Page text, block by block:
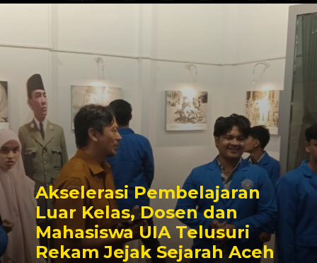
Akselerasi Pembelajaran
Luar Kelas, Dosen dan
Mahasiswa UIA Telusuri
Rekam Jejak Sejarah Aceh